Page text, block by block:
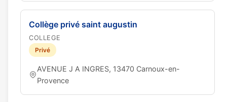
Collège privé saint augustin
COLLEGE
Privé
AVENUE J A INGRES, 13470 Carnoux-en-
Provence